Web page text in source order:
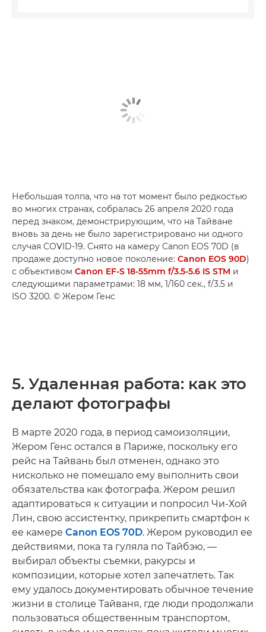
Небольшая толпа, что на тот момент было редкостью
во многих странах, собралась 26 апреля 2020 года
перед знаком, демонстрирующим, что на Тайване
вновь за день не было зарегистрировано ни одного
случая COVID-19. Снято на камеру Canon EOS 70D (в
продаже доступно новое поколение: Canon EOS 90D)
с объективом Canon EF-S 18-55mm f/3.5-5.6 IS STM и
следующими параметрами: 18 мм, 1/160 сек., f/3.5 и
ISO 3200. © Жером Генс
5. Удаленная работа: как это
делают фотографы
В марте 2020 года, в период самоизоляции,
Жером Генс остался в Париже, поскольку его
рейс на Тайвань был отменен, однако это
нисколько не помешало ему выполнить свои
обязательства как фотографа. Жером решил
адаптироваться к ситуации и попросил Чи-Хой
Лин, свою ассистентку, прикрепить смартфон к
ее камере Canon EOS 70D. Жером руководил ее
действиями, пока та гуляла по Тайбэю, —
выбирал объекты съемки, ракурсы и
композиции, которые хотел запечатлеть. Так
ему удалось документировать обычное течение
жизни в столице Тайваня, где люди продолжали
пользоваться общественным транспортом,